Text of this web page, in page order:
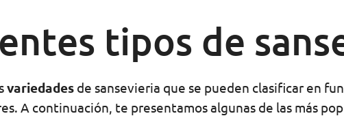
tipos de
variedades de sansevieria que se pueden clasificar en
A continuación, te presentamos algunas de las más